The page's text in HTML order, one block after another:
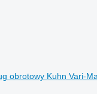
obrotowy Kuhn Vari-